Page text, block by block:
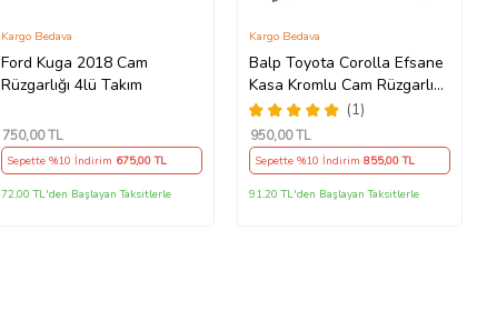
Ford Kuga 2018 Cam
Rüzgarlığı 4lü Takım
Kargo Bedava
750,00 TL
Sepette %10 İndirim 675,00 TL
72,00 TL'den Başlayan Taksitlerle
Balp Toyota Corolla Efsane
Kasa Kromlu Cam Rüzgarlığı
4-lü Takım 1992-1998 Arası
(1)
Kargo Bedava
950,00 TL
Sepette %10 İndirim855,00 TL
91,20 TL'den Başlayan Taksitlerle